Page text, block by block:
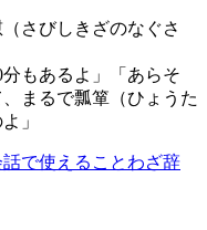
さびしきざのなぐさ
分もあるよ」「あらそ
まるで瓢箪（ひょうた
」
話で使えることわざ辞